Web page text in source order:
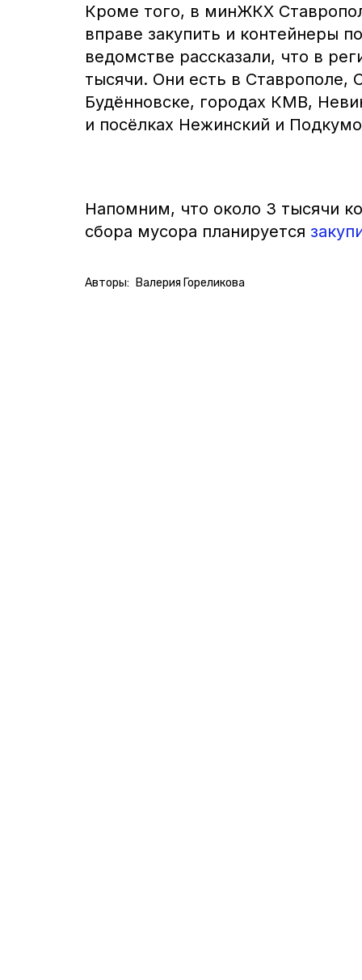
Кроме того, в минЖКХ
вправе закупить и контейнеры
ведомстве рассказали, что в
тысячи. Они есть в Ставрополе,
Будённовске, городах КМВ,
и посёлках Нежинский и
Напомним, что около 3 тысячи
сбора мусора планируется
Авторы: Валерия Гореликова